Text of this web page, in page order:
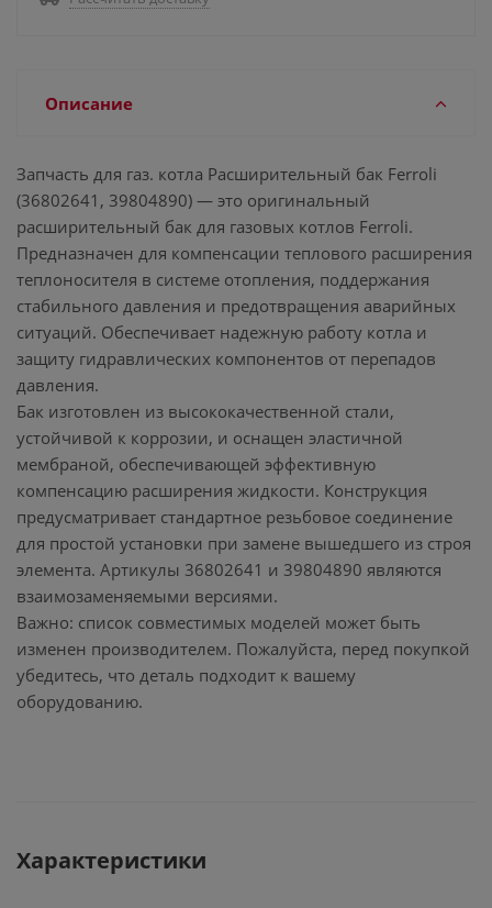
Описание
Запчасть для газ. котла Расширительный бак Ferroli
(36802641, 39804890) — это оригинальный
расширительный бак для газовых котлов Ferroli.
Предназначен для компенсации теплового расширения
теплоносителя в системе отопления, поддержания
стабильного давления и предотвращения аварийных
ситуаций. Обеспечивает надежную работу котла и
защиту гидравлических компонентов от перепадов
давления.
Бак изготовлен из высококачественной стали,
устойчивой к коррозии, и оснащен эластичной
мембраной, обеспечивающей эффективную
компенсацию расширения жидкости. Конструкция
предусматривает стандартное резьбовое соединение
для простой установки при замене вышедшего из строя
элемента. Артикулы 36802641 и 39804890 являются
взаимозаменяемыми версиями.
Важно: список совместимых моделей может быть
изменен производителем. Пожалуйста, перед покупкой
убедитесь, что деталь подходит к вашему
оборудованию.
Характеристики